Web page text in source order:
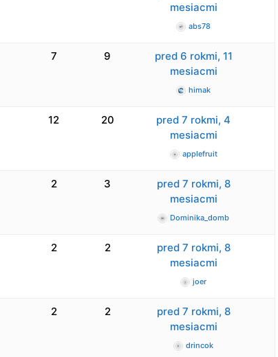
mesiacmi
abs78
7 9
pred 6 rokmi, 11
mesiacmi
himak
12 20
pred 7 rokmi, 4
mesiacmi
applefruit
2 3
pred 7 rokmi, 8
mesiacmi
Dominika_domb
2 2
pred 7 rokmi, 8
mesiacmi
joer
2 2
pred 7 rokmi, 8
mesiacmi
drincok